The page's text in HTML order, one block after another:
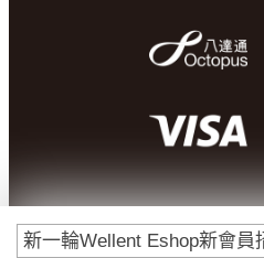
新一輪Wellent Eshop新會員